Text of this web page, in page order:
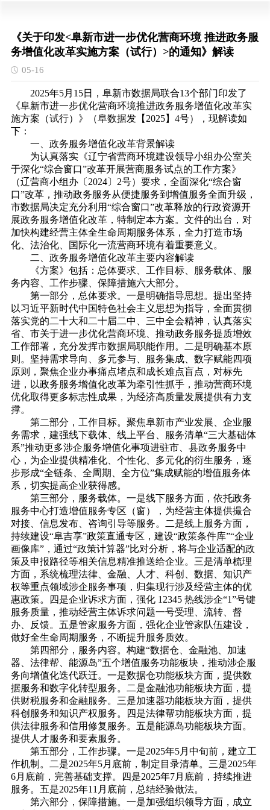
《关于印发<阜新市进一步优化营商环境 推进政务服
务增值化改革实施方案（试行）>的通知》解读
05-16
2025年5月15日，阜新市数据局联合13个部门印发了
《阜新市进一步优化营商环境推进政务服务增值化改革实
施方案（试行）》（阜数据发【2025】4号），现解读如
下：
一、政务服务增值化改革背景解读
为认真落实《辽宁省营商环境建设领导小组办公室关
于深化“综合窗口”改革开展营商服务试点的工作方案》
（辽营商小组办〔2024〕2号）要求，全面深化“综合窗
口”改革，推动政务服务从便捷服务到增值服务全面升级，
市数据局决定充分利用“综合窗口”改革释放的行政资源开
展政务服务增值化改革，特制定本方案。文件的出台，对
加快构建经营主体全生命周期服务体系，全力打造市场
化、法治化、国际化一流营商环境有着重要意义。
二、政务服务增值化改革主要内容解读
《方案》包括：总体要求、工作目标、服务载体、服
务内容、工作步骤、保障措施六大部分。
第一部分，总体要求。一是明确指导思想。提出坚持
以习近平新时代中国特色社会主义思想为指导，全面贯彻
落实党的二十大和二十届二中、三中全会精神，认真落实
省、市关于进一步优化营商环境、推动政务服务提质增效
工作部署，充分发挥市数据局职能作用。二是明确基本原
则。坚持需求导向、多元参与、服务集成、数字赋能四项
原则，聚焦企业办事痛点堵点和成长难点盲点，对标先
进，以政务服务增值化改革为牵引性抓手，推动营商环境
优化取得更多标志性成果，为经济高质量发展提供有力支
撑。
第二部分，工作目标。聚焦阜新市产业发展、企业服
务需求，建强线下载体、线上平台、服务清单“三大基础体
系”推动更多涉企服务增值化事项进驻市、县政务服务中
心，为企业提供精准化、个性化、多元化的衍生服务，逐
步形成“全链条、全周期、全方位”集成赋能的增值服务体
系，切实提高企业获得感。
第三部分，服务载体。一是线下服务方面，依托政务
服务中心打造增值服务专区（窗），为经营主体提供撮合
对接、信息发布、咨询引导等服务。二是线上服务方面，
持续建设“阜吉享”政策直通专区，建设“政策条件库”“企业
画像库”，通过“政策计算器”比对分析，将与企业适配的政
策及申报路径等相关信息精准推送给企业。三是清单梳理
方面，系统梳理法律、金融、人才、科创、数据、知识产
权等重点领域涉企服务事项，归集现行涉及经营主体的优
惠政策。四是企业诉求方面，强化 12345 热线涉企“1”号键
服务质量，推动经营主体诉求问题一号受理、流转、督
办、反馈。五是管家服务方面，强化企业管家队伍建设，
做好全生命周期服务，不断提升服务质效。
第四部分，服务内容。构建“数据仓、金融池、加速
器、法律帮、能源岛”五个增值服务功能板块，推动涉企服
务向增值化迭代跃迁。一是数据仓功能板块方面，提供数
据服务和数字化转型服务。二是金融池功能板块方面，提
供财税服务和金融服务。三是加速器功能板块方面，提供
科创服务和知识产权服务。四是法律帮功能板块方面，提
供法律服务和信用修复服务。五是能源岛功能板块方面。
提供人才服务和要素服务。
第五部分，工作步骤。一是2025年5月中旬前，建立工
作机制。二是2025年5月底前，制定目录清单。三是2025年
6月底前，完善基础支撑。四是2025年7月底前，持续推进
服务。五是2025年11月底前，总结经验做法。
第六部分，保障措施。一是加强组织领导方面，成立